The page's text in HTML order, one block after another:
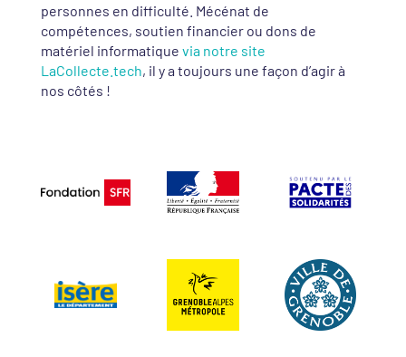
personnes en difficulté. Mécénat de
compétences, soutien financier ou dons de
matériel informatique via notre site
LaCollecte.tech, il y a toujours une façon d’agir à
nos côtés !